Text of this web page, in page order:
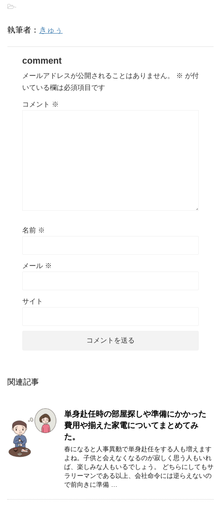
-
執筆者： きゅぅ
comment
メールアドレスが公開されることはありません。 ※ が付
いている欄は必須項目です
コメント ※
名前 ※
メール ※
サイト
関連記事
単身赴任時の部屋探しや準備にかかった
費用や揃えた家電についてまとめてみ
た。
春になると人事異動で単身赴任をする人も増えます
よね。子供と会えなくなるのが寂しく思う人もいれ
ば、楽しみな人もいるでしょう。 どちらにしてもサ
ラリーマンである以上、会社命令には逆らえないの
で前向きに準備 …